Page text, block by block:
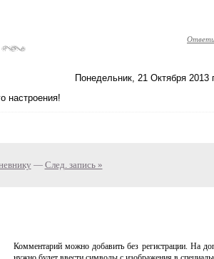
Понедельник, 21 Октября 2013
настроения!
— След. запись »
Комментарий можно добавить без регистрации. На